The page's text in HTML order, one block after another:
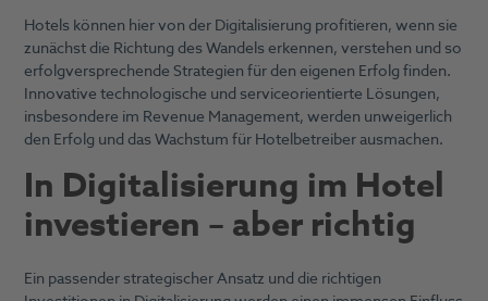
Hotels können hier von der Digitalisierung profitieren, wenn sie
zunächst die Richtung des Wandels erkennen, verstehen und so
erfolgversprechende Strategien für den eigenen Erfolg finden.
Innovative technologische und serviceorientierte Lösungen,
insbesondere im Revenue Management, werden unweigerlich
den Erfolg und das Wachstum für Hotelbetreiber ausmachen.
In Digitalisierung im Hotel
investieren – aber richtig
Ein passender strategischer Ansatz und die richtigen